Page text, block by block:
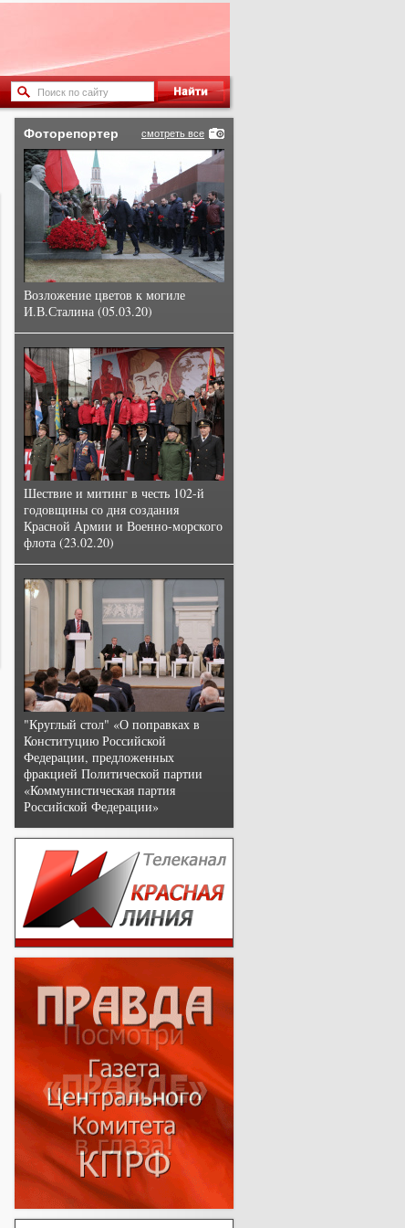
смотреть все
Фоторепортер
Возложение цветов к могиле
И.В.Сталина (05.03.20)
Шествие и митинг в честь 102-й
годовщины со дня создания
Красной Армии и Военно-морского
флота (23.02.20)
"Круглый стол" «О поправках в
Конституцию Российской
Федерации, предложенных
фракцией Политической партии
«Коммунистическая партия
Российской Федерации»